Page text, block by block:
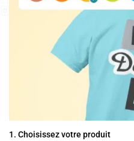
1. Choisissez votre produit